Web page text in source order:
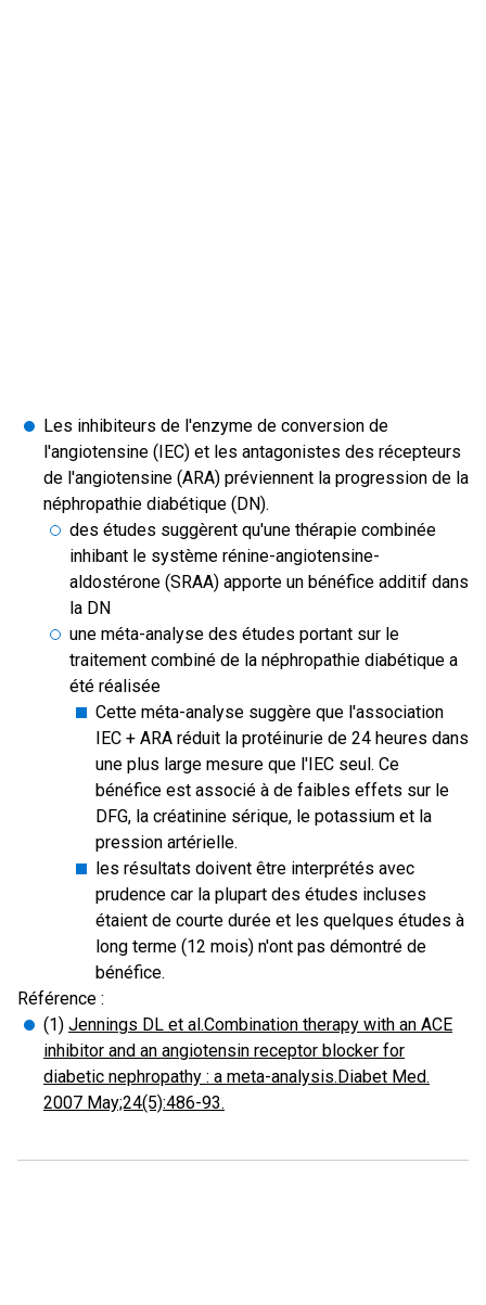
Les inhibiteurs de l'enzyme de conversion de
l'angiotensine (IEC) et les antagonistes des récepteurs
de l'angiotensine (ARA) préviennent la progression de la
néphropathie diabétique (DN).
des études suggèrent qu'une thérapie combinée
inhibant le système rénine-angiotensine-
aldostérone (SRAA) apporte un bénéfice additif dans
la DN
une méta-analyse des études portant sur le
traitement combiné de la néphropathie diabétique a
été réalisée
Cette méta-analyse suggère que l'association
IEC + ARA réduit la protéinurie de 24 heures dans
une plus large mesure que l'IEC seul. Ce
bénéfice est associé à de faibles effets sur le
DFG, la créatinine sérique, le potassium et la
pression artérielle.
les résultats doivent être interprétés avec
prudence car la plupart des études incluses
étaient de courte durée et les quelques études à
long terme (12 mois) n'ont pas démontré de
bénéfice.
Référence :
(1) Jennings DL et al.Combination therapy with an ACE
inhibitor and an angiotensin receptor blocker for
diabetic nephropathy : a meta-analysis.Diabet Med.
2007 May;24(5):486-93.